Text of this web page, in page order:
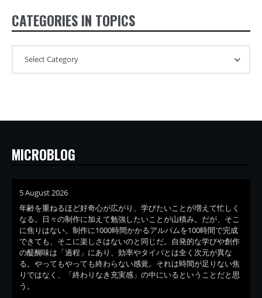
CATEGORIES IN TOPICS
MICROBLOG
5 August 2026
年齢を重ねるほど好奇心が広がり、学びたいことが増えて忙しく
なる。日々の制作に加えて勉強したいことが山積み。だが、そこ
に焦りはない。制作に1000時間かかるアルバムを100時間で完成
できても、そこに楽しさはないのと同じだ。自発的な学びや創作
の醍醐味は「過程」にあり、効率やタイパとは全く次元が異な
る。やってもやっても終わらない感覚。それは時間が足りない焦
りではなく、「終わりなき充実感」の中にいるということだと思
う。